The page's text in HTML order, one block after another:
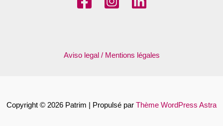
Aviso legal / Mentions légales
Copyright © 2026 Patrim | Propulsé par Thème WordPress Astra